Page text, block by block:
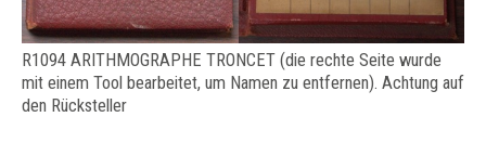
R1094 ARITHMOGRAPHE TRONCET (die rechte Seite wurde
mit einem Tool bearbeitet, um Namen zu entfernen). Achtung auf
den Rücksteller